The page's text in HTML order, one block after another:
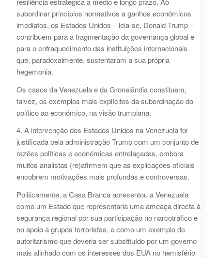
subordinar princípios normativos a ganhos económicos
imediatos, os Estados Unidos – leia-se, Donald Trump –
contribuem para a fragmentação da governança global e
para o enfraquecimento das instituições internacionais
que, paradoxalmente, sustentaram a sua própria
hegemonia.
Os casos da Venezuela e da Gronelândia constituem,
talvez, os exemplos mais explícitos da subordinação do
político ao económico, na visão trumpiana.
4. A intervenção dos Estados Unidos na Venezuela foi
justificada pela administração Trump com um conjunto de
razões políticas e económicas entrelaçadas, embora
muitos analistas (re)afirmem que as explicações oficiais
encobrem motivações mais profundas e controversas.
Politicamente, a Casa Branca apresentou a Venezuela
como um Estado que representaria uma ameaça directa à
segurança regional por sua participação no narcotráfico e
no apoio a grupos terroristas, e como um exemplo de
autoritarismo que deveria ser substituído por um governo
mais alinhado com os interesses dos EUA no hemisfério